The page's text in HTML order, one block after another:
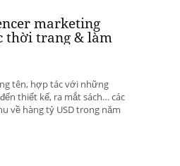
marketing
thời trang & làm
tên, hợp tác với những
thiết kế, ra mắt sách… các
về hàng tỷ USD trong năm